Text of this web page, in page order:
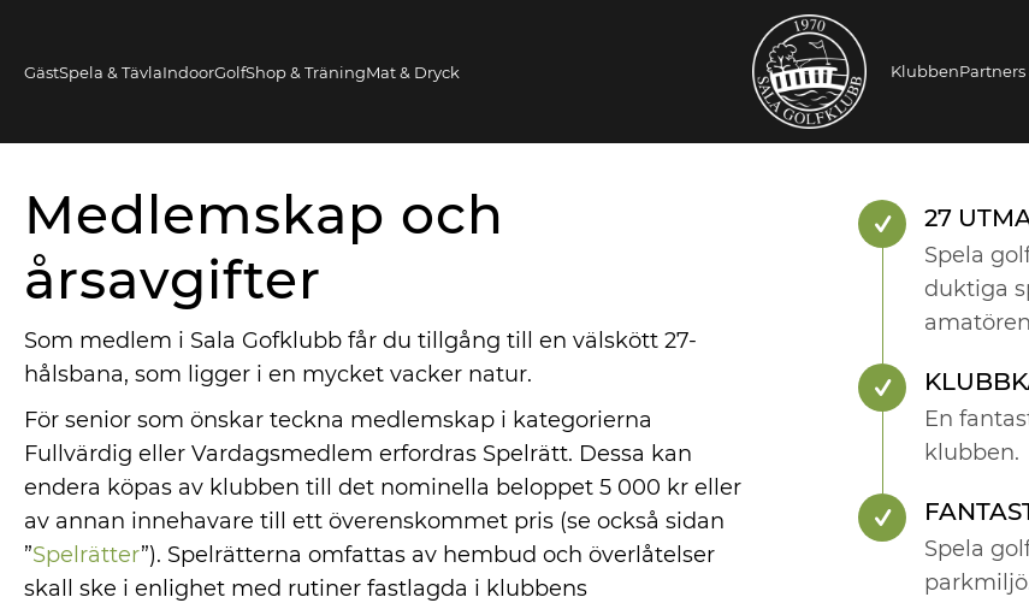
GästSpela & TävlaIndoorGolfShop & TräningMat & Dryck KlubbenPartners
Medlemskap och
årsavgifter
Som medlem i Sala Gofklubb får du tillgång till en välskött 27-
hålsbana, som ligger i en mycket vacker natur.
För senior som önskar teckna medlemskap i kategorierna
Fullvärdig eller Vardagsmedlem erfordras Spelrätt. Dessa kan
endera köpas av klubben till det nominella beloppet 5 000 kr eller
av annan innehavare till ett överenskommet pris (se också sidan
”Spelrätter”). Spelrätterna omfattas av hembud och överlåtelser
skall ske i enlighet med rutiner fastlagda i klubbens
27
Spela
duktiga
En
klubben.
Spela